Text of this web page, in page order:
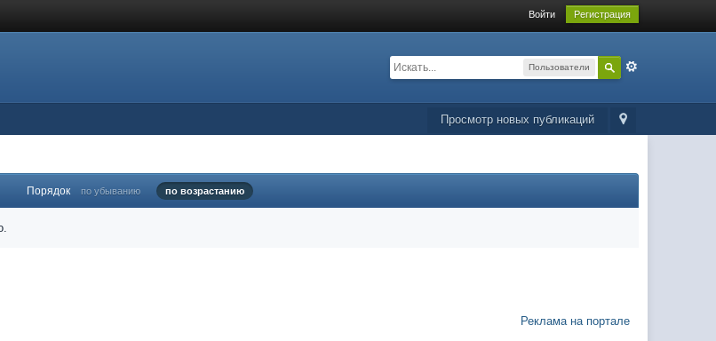
Войти Регистрация
Пользователи
Просмотр новых публикаций
Порядок по убыванию по возрастанию
Реклама на портале